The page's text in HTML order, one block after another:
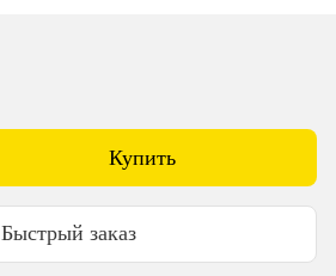
Купить
Быстрый заказ